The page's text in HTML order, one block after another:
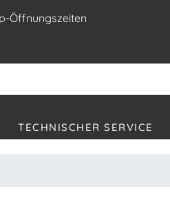
Öffnungszeiten
TECHNISCHER SERVICE